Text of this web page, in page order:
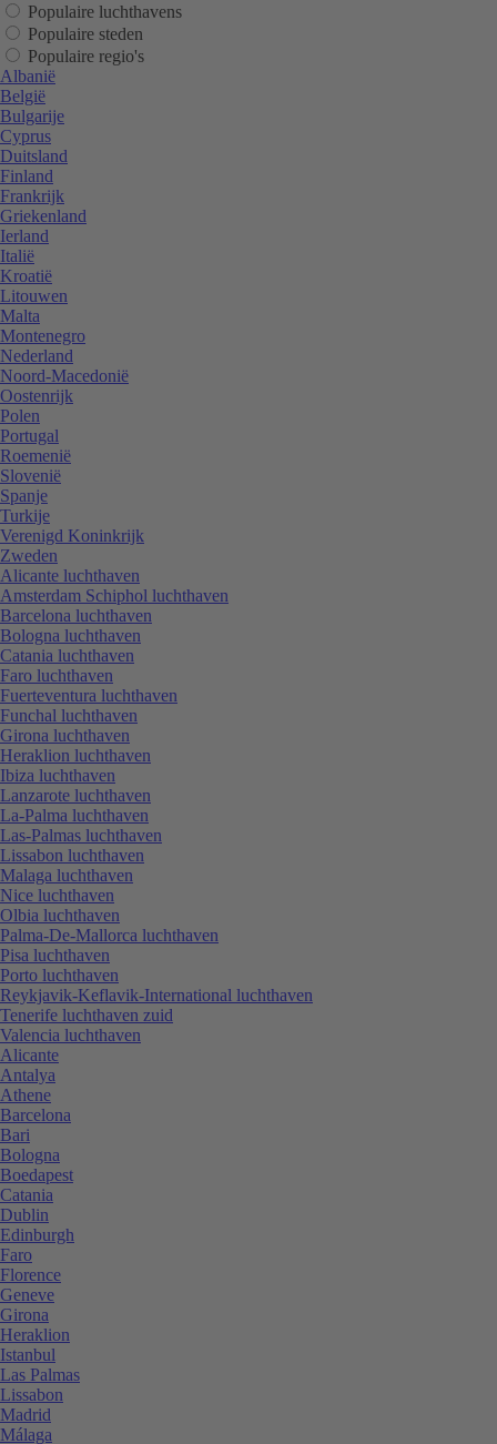
Populaire luchthavens
Populaire steden
Populaire regio's
Albanië
België
Bulgarije
Cyprus
Duitsland
Finland
Frankrijk
Griekenland
Ierland
Italië
Kroatië
Litouwen
Malta
Montenegro
Nederland
Noord-Macedonië
Oostenrijk
Polen
Portugal
Roemenië
Slovenië
Spanje
Turkije
Verenigd Koninkrijk
Zweden
Alicante luchthaven
Amsterdam Schiphol luchthaven
Barcelona luchthaven
Bologna luchthaven
Catania luchthaven
Faro luchthaven
Fuerteventura luchthaven
Funchal luchthaven
Girona luchthaven
Heraklion luchthaven
Ibiza luchthaven
Lanzarote luchthaven
La-Palma luchthaven
Las-Palmas luchthaven
Lissabon luchthaven
Malaga luchthaven
Nice luchthaven
Olbia luchthaven
Palma-De-Mallorca luchthaven
Pisa luchthaven
Porto luchthaven
Reykjavik-Keflavik-International luchthaven
Tenerife luchthaven zuid
Valencia luchthaven
Alicante
Antalya
Athene
Barcelona
Bari
Bologna
Boedapest
Catania
Dublin
Edinburgh
Faro
Florence
Geneve
Girona
Heraklion
Istanbul
Las Palmas
Lissabon
Madrid
Málaga